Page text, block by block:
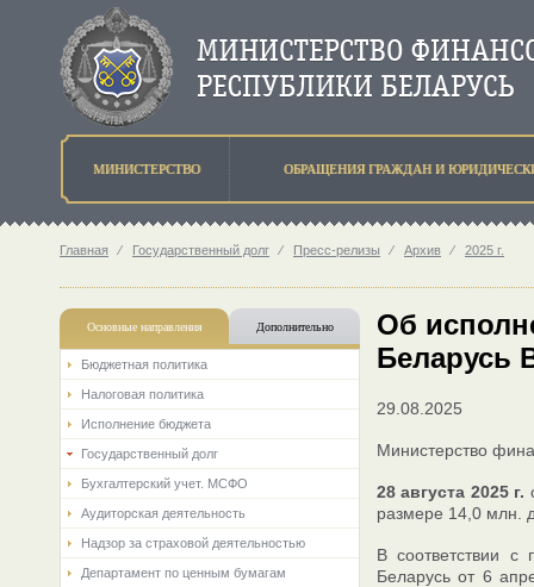
МИНИСТЕРСТВО ОБРАЩЕНИЯ ГРАЖДАН И
Главная ⁄ Государственный долг ⁄ Пресс-релизы ⁄ Архив ⁄ 2025 г.
Основные направления Дополнительно
Бюджетная политика
Налоговая политика
Исполнение бюджета
Государственный долг
Бухгалтерский учет. МСФО
Аудиторская деятельность
Надзор за страховой деятельностью
Департамент по ценным бумагам
Об
Беларусь
29.08.2025
Министерство
28 августа 2025 г.
размере 14,0 млн.
В соответствии с
Беларусь от 6